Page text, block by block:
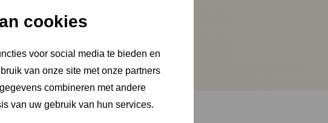
cookies
voor social media te bieden en
van onze site met onze partners
combineren met andere
van uw gebruik van hun services.
vragen en